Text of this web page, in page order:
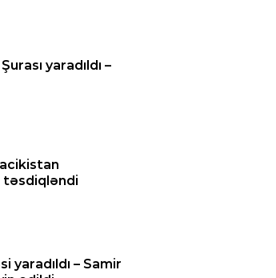
yaradıldı –
təsdiqləndi
yaradıldı – Samir